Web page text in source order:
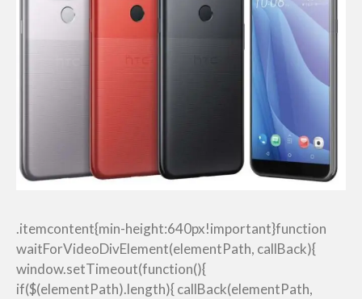
.itemcontent{min-height:640px!important}function
waitForVideoDivElement(elementPath, callBack){
window.setTimeout(function(){
if($(elementPath).length){ callBack(elementPath,